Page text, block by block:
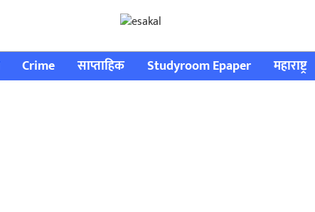
Crime साप्ताहिक Studyroom Epaper महाराष्ट्र